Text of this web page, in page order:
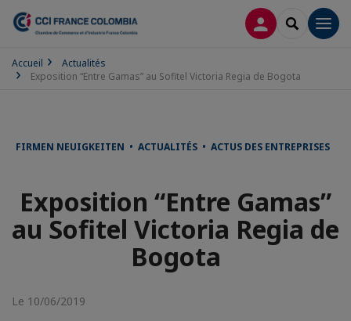
CONNEXION
Accueil
Actualités
Exposition “Entre Gamas” au Sofitel Victoria Regia de Bogota
FIRMEN NEUIGKEITEN • ACTUALITÉS • ACTUS DES ENTREPRISES
Exposition “Entre Gamas”
au Sofitel Victoria Regia de
Bogota
Le 10/06/2019